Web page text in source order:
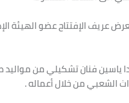
عريف الإفتتاح عضو الهيئة
ياسين فنان تشكيلي من
الشعبي من خلال أعماله .